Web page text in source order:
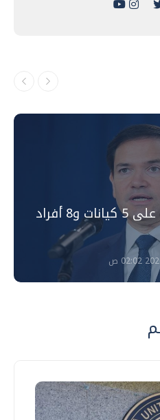
عقوبات أمريكية جديدة على 5 كيانات و8 أفراد